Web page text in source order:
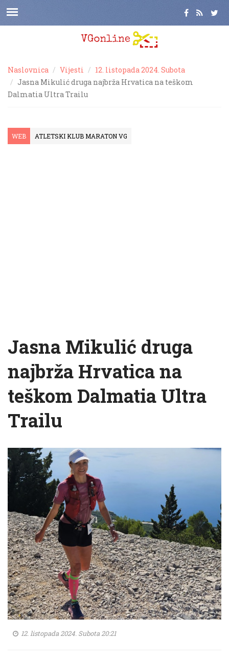
Naslovnica Vijesti
12. listopada 2024. Subota
Jasna Mikulić druga najbrža Hrvatica na teškom
Dalmatia Ultra Trailu
WEB ATLETSKI KLUB MARATON VG
Jasna Mikulić druga
najbrža Hrvatica na
teškom Dalmatia Ultra
Trailu
12. listopada 2024. Subota 20:21